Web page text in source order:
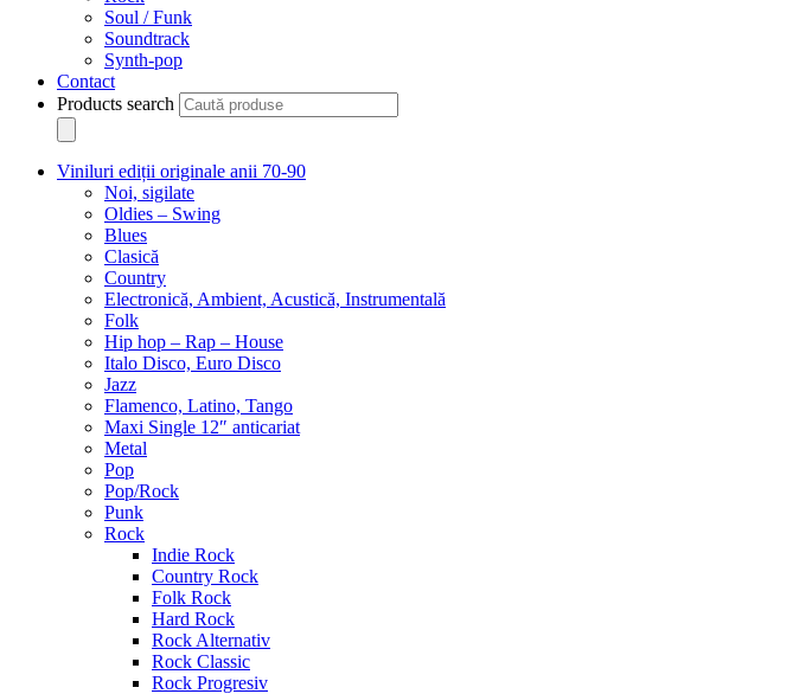
Soul / Funk
Soundtrack
Synth-pop
Contact
Products search
Viniluri ediții originale anii 70-90
Noi, sigilate
Oldies – Swing
Blues
Clasică
Country
Electronică, Ambient, Acustică, Instrumentală
Folk
Hip hop – Rap – House
Italo Disco, Euro Disco
Jazz
Flamenco, Latino, Tango
Maxi Single 12″ anticariat
Metal
Pop
Pop/Rock
Punk
Rock
Indie Rock
Country Rock
Folk Rock
Hard Rock
Rock Alternativ
Rock Classic
Rock Progresiv